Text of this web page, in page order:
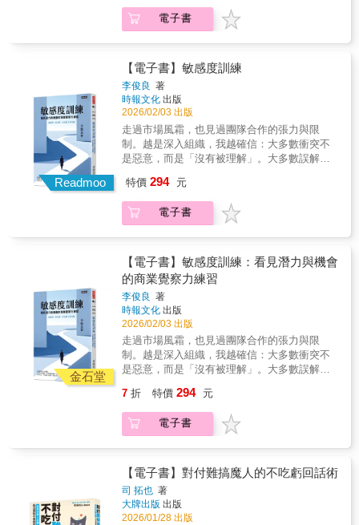
聰明工作，在AI 時代建立不可取代的個人價
值，成為老闆信任的戰略夥伴。書中提煉年輕
職場工作者的三大核心競爭力，並有完整的行
獻：在AI 能處理重複性任務的今天，你的價值
在於能讀懂「弦外之音」和預見需求。例如在
「六菜一湯」的案例中，專業者不只是字面執
行，而是能預見主管的待客需求。善用AI 作為
「數位外掛」處理庶務，將大腦留給需要同理
心與決策判斷的高價值任務。 2. 建立「零誤
差」的可靠品牌：能力決定起點，但「信任
線上會議的備援方案（如切換熱點），強調透
過留心工作細節來累積「信任存摺」。此外，
學會「反向計算法」來控時，確保產出準時且
執聯而非確定感；優秀的回報應包含「具體下
一步」與時程說明。遇到困難時，不要丟申論
題給主管，而是帶著「方案 ABC」去提問，幫
主管縮短決策路徑。此外在跨部門協商中，不
爭是非、只爭目標，將阻力化為助力
&hellip;&hellip;。 職場就像馬拉松，本書不是
教你如何燃燒體力，而是教你如何配速、調整
腳步。現在就翻開這本書，開始你的職涯複利
行動。 【好評推薦】(依姓氏筆劃序) 身為沒有
專職人資部門的中小企業經營者，常常深刻感
而出的職場工作術》一書把多年職場與管理經
驗整理成可實際運用的方法，這本書不只適合
職場新手，也很適合正在帶團隊、經營事業的
創辦人 這不僅是一本如參考手冊及作業準則的
好用工具書，更是讀來親切、容易沉浸的方法
寶典。本書沒有教科書的刻板單調，也沒有刻
意鋪陳艱澀的理論，而是給讀者具有溫度及感
南： 教你拆解職場眉角，把平凡的「例行公
事」，變現為「關鍵戰功」， 不再無意義的自
對初入職場或進入職場五年內，有心上進但希
望以更高效、智慧的方式在職場中展現價值，
並且不瞎忙的年輕工作者，兩位臺大EMBA碩
士學姐，分別是辦學有成的楊傳蓮博士和創辦
設計工作室並多次榮獲設計獎項的徐璽設計
師，身為老闆的她們清楚知道新世代的工作者
想要更上層樓但又不想拚死拚活的想法，以他
們自己的親身經歷和多年職場實務經驗，分享
不只是努力，而是為公司做出關鍵貢獻，讓老
本書的核心觀點是不要盲目努力或瞎忙，而要
聰明工作，在AI 時代建立不可取代的個人價
值，成為老闆信任的戰略夥伴。書中提煉年輕
動建議： 1. 從低價值產出的純執行轉向關鍵貢
獻：在AI 能處理重複性任務的今天，你的價值
在於能讀懂「弦外之音」和預見需求。例如在
「六菜一湯」的案例中，專業者不只是字面執
行，而是能預見主管的待客需求。善用AI 作為
「數位外掛」處理庶務，將大腦留給需要同理
心與決策判斷的高價值任務。 2. 建立「零誤
差」的可靠品牌：能力決定起點，但「信任
線上會議的備援方案（如切換熱點），強調透
過留心工作細節來累積「信任存摺」。此外，
學會「反向計算法」來控時，確保產出準時且
執聯而非確定感；優秀的回報應包含「具體下
一步」與時程說明。遇到困難時，不要丟申論
題給主管，而是帶著「方案 ABC」去提問，幫
主管縮短決策路徑。此外在跨部門協商中，不
電子書
Readmoo
【電子書】敏感度訓練
李俊良 著
時報文化 出版
2026/02/03 出版
走過市場風霜，也見過團隊合作的張力與限
制。越是深入組織，我越確信：大多數衝突不
是惡意，而是「沒有被理解」。大多數誤解不
為，職場成敗源於機會、資源或努力的差異。
但真正拉開距離的，是「覺察能力」-一種能在
細微處發現不同，在混亂裡辨認方向的能力。
的深度觀察，發展出獨具系統思路的「敏感度
訓練」課程體系。其理念強調─敏感度是注意力
的覺察，在異動中辨識方向、在模糊時重新結
構看見機會的能力。
特價 294 元
電子書
金石堂
【電子書】敏感度訓練：看見潛力與機會
的商業覺察力練習
李俊良 著
時報文化 出版
2026/02/03 出版
走過市場風霜，也見過團隊合作的張力與限
制。越是深入組織，我越確信：大多數衝突不
是惡意，而是「沒有被理解」。大多數誤解不
為，職場成敗源於機會、資源或努力的差異。
但真正拉開距離的，是「覺察能力」-一種能在
細微處發現不同，在混亂裡辨認方向的能力。
的深度觀察，發展出獨具系統思路的「敏感度
訓練」課程體系。其理念強調─敏感度是注意力
的覺察，在異動中辨識方向、在模糊時重新結
構看見機會的能力。
7 折 特價 294 元
電子書
【電子書】對付難搞魔人的不吃虧回話術
司 拓也 著
大牌出版 出版
2026/01/28 出版